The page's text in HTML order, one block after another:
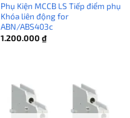
Phụ Kiện MCCB LS Tiếp điểm phụ
Khóa liên động for
ABN/ABS403c
1.200.000 ₫